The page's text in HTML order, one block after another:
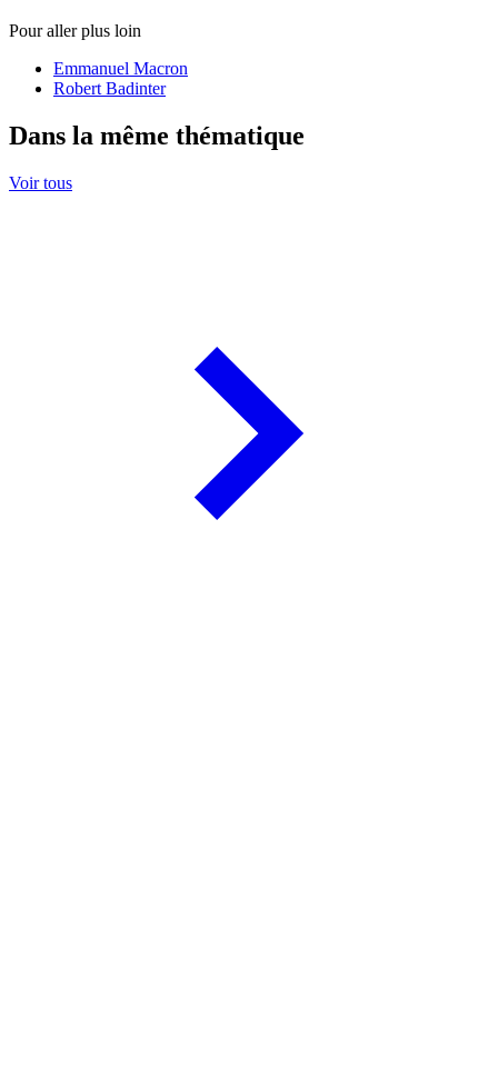
Pour aller plus loin
Emmanuel Macron
Robert Badinter
Dans la même thématique
Voir tous